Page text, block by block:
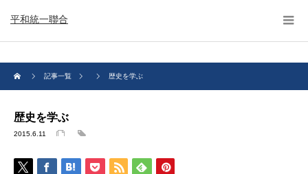
平和統一聯合
記事一覧 歴史を学ぶ
歴史を学ぶ
2015.6.11